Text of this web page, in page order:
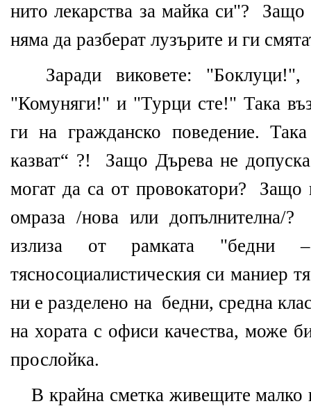
нито лекарства за майка си"?
няма да разберат лузърите и ги
Заради виковете:
"Комуняги!" и "Турци сте!" Така
ги на гражданско поведение.
казват“ ?! Защо Дърева не
могат да са от провокатори? Защо
омраза /нова или допълнителна/
излиза от рамката "бедни
тясносоциалистическия си маниер
ни е разделено на бедни, средна
на хората с офиси качества, може
прослойка.
В крайна сметка живещите малко